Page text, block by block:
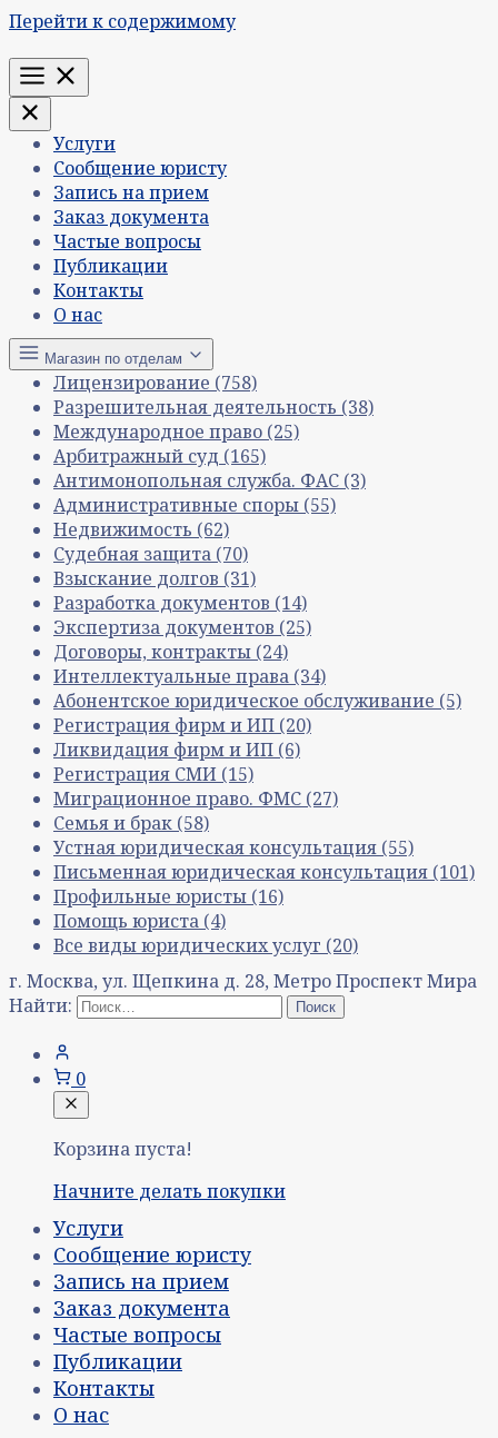
Перейти к содержимому
Меню
Услуги
Сообщение юристу
Запись на прием
Заказ документа
Частые вопросы
Публикации
Контакты
О нас
Магазин по отделам
Лицензирование (758)
Разрешительная деятельность (38)
Международное право (25)
Арбитражный суд (165)
Антимонопольная служба. ФАС (3)
Административные споры (55)
Недвижимость (62)
Судебная защита (70)
Взыскание долгов (31)
Разработка документов (14)
Экспертиза документов (25)
Договоры, контракты (24)
Интеллектуальные права (34)
Абонентское юридическое обслуживание (5)
Регистрация фирм и ИП (20)
Ликвидация фирм и ИП (6)
Регистрация СМИ (15)
Миграционное право. ФМС (27)
Семья и брак (58)
Устная юридическая консультация (55)
Письменная юридическая консультация (101)
Профильные юристы (16)
Помощь юриста (4)
Все виды юридических услуг (20)
г. Москва, ул. Щепкина д. 28, Метро Проспект Мира
Найти:
0
Корзина пуста!
Начните делать покупки
Услуги
Сообщение юристу
Запись на прием
Заказ документа
Частые вопросы
Публикации
Контакты
О нас